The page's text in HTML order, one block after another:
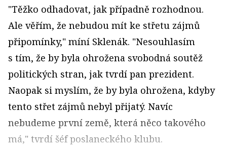
"Těžko odhadovat, jak případně rozhodnou.
Ale věřím, že nebudou mít ke střetu zájmů
připomínky," míní Sklenák. "Nesouhlasím
s tím, že by byla ohrožena svobodná soutěž
politických stran, jak tvrdí pan prezident.
Naopak si myslím, že by byla ohrožena, kdyby
tento střet zájmů nebyl přijatý. Navíc
nebudeme první země, která něco takového
má," tvrdí šéf poslaneckého klubu.